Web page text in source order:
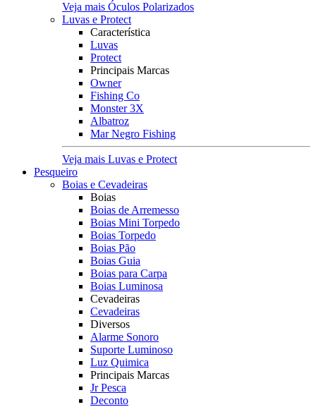
Veja mais Óculos Polarizados
Luvas e Protect
Característica
Luvas
Protect
Principais Marcas
Owner
Fishing Co
Monster 3X
Albatroz
Mar Negro Fishing
Veja mais Luvas e Protect
Pesqueiro
Boias e Cevadeiras
Boias
Boias de Arremesso
Boias Mini Torpedo
Boias Torpedo
Boias Pão
Boias Guia
Boias para Carpa
Boias Luminosa
Cevadeiras
Cevadeiras
Diversos
Alarme Sonoro
Suporte Luminoso
Luz Quimica
Principais Marcas
Jr Pesca
Deconto